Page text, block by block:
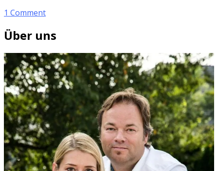
1 Comment
Über uns